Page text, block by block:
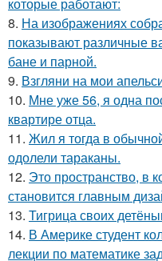
8. На изображениях
показывают различные
бане и парной.
9. Взгляни на мои
10. Мне уже 56, я одна
квартире отца.
11. Жил я тогда в
одолели тараканы.
12. Это пространство, в
становится главным
13. Тигрица своих
14. В Америке студент
лекции по математике